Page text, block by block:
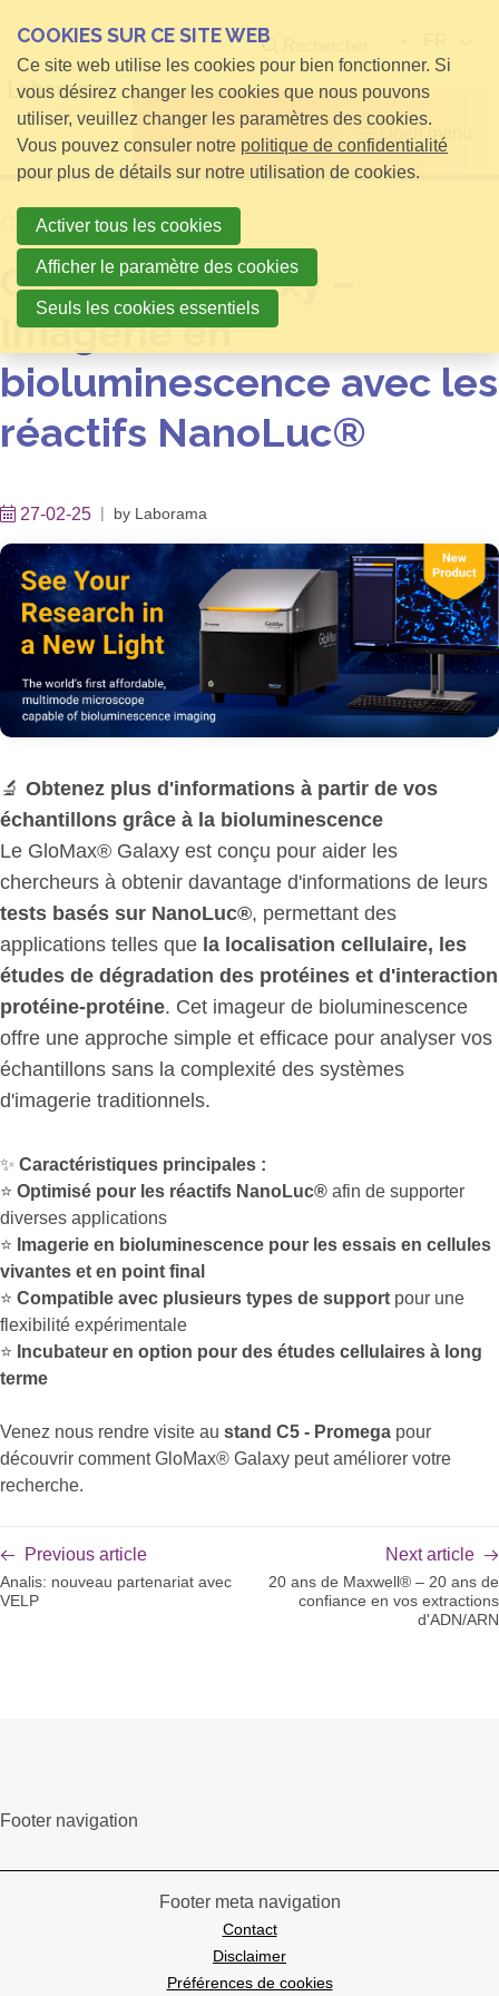
Open menu
Homeinfos pour Visiteurs
GloMax® Galaxy –
Imagerie en
bioluminescence avec les
réactifs NanoLuc®
27-02-25 by Laborama
🔬 Obtenez plus d'informations à partir de vos
échantillons grâce à la bioluminescence
Le GloMax® Galaxy est conçu pour aider les
chercheurs à obtenir davantage d'informations de leurs
tests basés sur NanoLuc®, permettant des
applications telles que la localisation cellulaire, les
études de dégradation des protéines et d'interaction
protéine-protéine. Cet imageur de bioluminescence
offre une approche simple et efficace pour analyser vos
échantillons sans la complexité des systèmes
d'imagerie traditionnels.
✨ Caractéristiques principales :
⭐ Optimisé pour les réactifs NanoLuc® afin de supporter
diverses applications
⭐ Imagerie en bioluminescence pour les essais en cellules
vivantes et en point final
⭐ Compatible avec plusieurs types de support pour une
flexibilité expérimentale
⭐ Incubateur en option pour des études cellulaires à long
terme
Venez nous rendre visite au stand C5 - Promega pour
découvrir comment GloMax® Galaxy peut améliorer votre
recherche.
Previous article
Analis: nouveau partenariat avec
VELP
Next article
20 ans de Maxwell® – 20 ans de
confiance en vos extractions
d'ADN/ARN
Footer navigation
Footer meta navigation
Contact
Disclaimer
Préférences de cookies
COOKIES SUR CE SITE WEB
Ce site web utilise les cookies pour bien fonctionner. Si
vous désirez changer les cookies que nous pouvons
utiliser, veuillez changer les paramètres des cookies.
Vous pouvez consuler notre politique de confidentialité
pour plus de détails sur notre utilisation de cookies.
Activer tous les cookies
Afficher le paramètre des cookies
Seuls les cookies essentiels